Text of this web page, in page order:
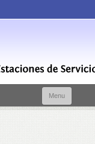
Menu